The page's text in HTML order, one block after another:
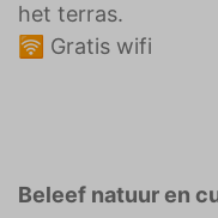
het terras.
🛜 Gratis wifi
Beleef natuur en